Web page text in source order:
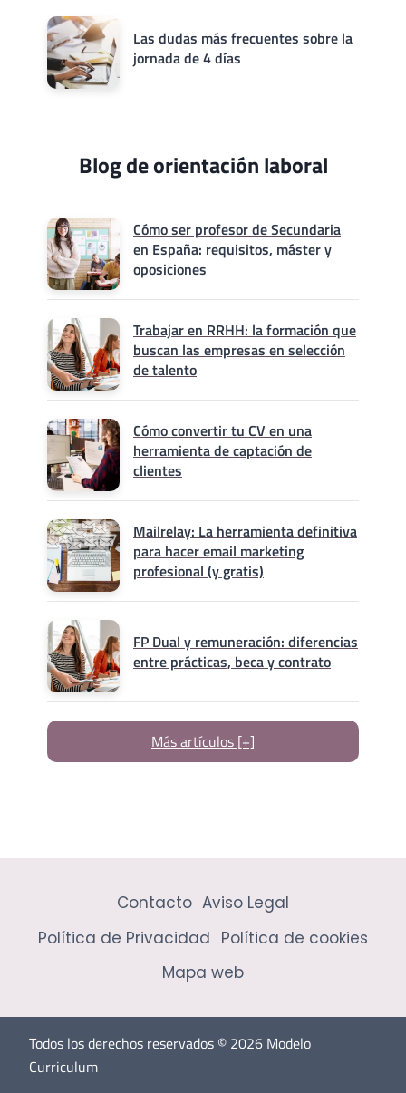
Las dudas más frecuentes sobre la
jornada de 4 días
Blog de orientación laboral
Cómo ser profesor de Secundaria
en España: requisitos, máster y
oposiciones
Trabajar en RRHH: la formación que
buscan las empresas en selección
de talento
Cómo convertir tu CV en una
herramienta de captación de
clientes
Mailrelay: La herramienta definitiva
para hacer email marketing
profesional (y gratis)
FP Dual y remuneración: diferencias
entre prácticas, beca y contrato
Más artículos [+]
Contacto Aviso Legal
Política de Privacidad Política de cookies
Mapa web
Todos los derechos reservados © 2026 Modelo
Curriculum